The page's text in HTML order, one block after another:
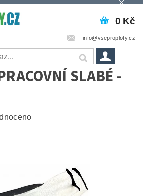
info@vseproploty.cz
0 Kč
SLABÉ -